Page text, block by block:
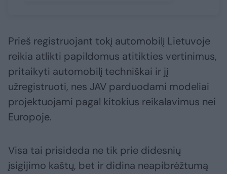
Prieš registruojant tokį automobilį Lietuvoje
reikia atlikti papildomus atitikties vertinimus,
pritaikyti automobilį techniškai ir jį
užregistruoti, nes JAV parduodami modeliai
projektuojami pagal kitokius reikalavimus nei
Europoje.
Visa tai prisideda ne tik prie didesnių
įsigijimo kaštų, bet ir didina neapibrėžtumą